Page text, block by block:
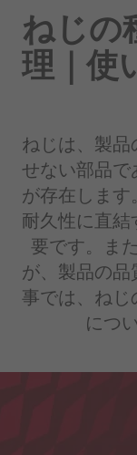
ねじの
理｜使
ねじは、製
せない部品
が存在しま
耐久性に直
要です。ま
が、製品の
事では、ねじ
につ